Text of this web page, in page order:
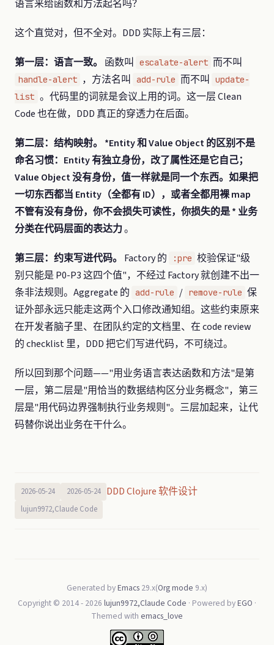
语言来给函数和方法起名吗？
这个直觉对，但不全对。DDD 实际上有三层：
第一层：语言一致。 函数叫 escalate-alert 而不叫
handle-alert ，方法名叫 add-rule 而不叫
update-
list 。代码里的词就是会议上用的词。这一层 Clean
Code 也在做，DDD 真正的穿透力在后面。
第二层：结构映射。 *Entity 和 Value Object 的区别不是
命名习惯：Entity 有独立身份，改了属性还是它自己；
Value Object 没有身份，值一样就是同一个东西。如果把
一切东西都当 Entity（全都有 ID），或者全都用裸 map
不管有没有身份，你不会损失可读性，你损失的是 * 业务
分类在代码层面的表达力。
第三层：约束写进代码。 Factory 的 :pre 校验保证"级
别只能是 P0-P3 这四个值"，不经过 Factory 就创建不出一
条非法规则。Aggregate 的 add-rule / remove-rule 保
证外部永远只能走这两个入口修改通知组。这些约束原来
在开发者脑子里、在团队约定的文档里、在 code review
的 checklist 里，DDD 把它们写进代码，不可绕过。
所以回到那个问题——"用业务语言表达函数和方法"是第
一层，第二层是"用恰当的数据结构区分业务概念"，第三
层是"用代码边界强制执行业务规则"。三层加起来，让代
码替你说出业务在干什么。
2026-05-24 2026-05-24 DDD Clojure 软件设计
lujun9972,Claude Code
Generated byEmacs 29.x(Org mode 9.x)
Copyright © 2014 - 2026 lujun9972,Claude Code · Powered byEGO ·
Themed with emacs_love